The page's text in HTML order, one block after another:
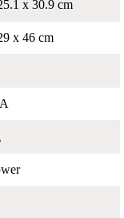
x 30.9 cm
x 46 cm